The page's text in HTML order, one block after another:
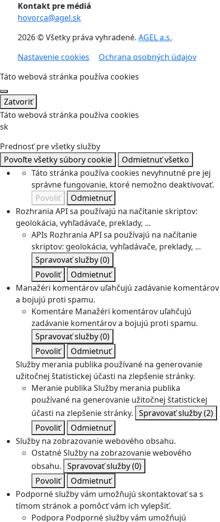
Kontakt pre médiá
hovorca@agel.sk
2026 © Všetky práva vyhradené. AGEL a.s.
Nastavenie cookies
Ochrana osobných údajov
Táto webová stránka používa cookies
Zatvoriť
Táto webová stránka používa cookies
sk
Prednosť pre všetky služby
Povoľte všetky súbory cookie
Odmietnuť všetko
Táto stránka používa cookies nevyhnutné pre jej
správne fungovanie, ktoré nemožno deaktivovať.
Povoliť
Odmietnuť
Rozhrania API sa používajú na načítanie skriptov:
geolokácia, vyhľadávače, preklady, ...
APIs Rozhrania API sa používajú na načítanie
skriptov: geolokácia, vyhľadávače, preklady, ...
Spravovať služby(0)
Povoliť
Odmietnuť
Manažéri komentárov uľahčujú zadávanie komentárov
a bojujú proti spamu.
Komentáre Manažéri komentárov uľahčujú
zadávanie komentárov a bojujú proti spamu.
Spravovať služby(0)
Povoliť
Odmietnuť
Služby merania publika používané na generovanie
užitočnej štatistickej účasti na zlepšenie stránky.
Meranie publika Služby merania publika
používané na generovanie užitočnej štatistickej
účasti na zlepšenie stránky. Spravovať služby(2)
Povoliť
Odmietnuť
Služby na zobrazovanie webového obsahu.
OstatnéSlužby na zobrazovanie webového
obsahu. Spravovať služby(0)
Povoliť
Odmietnuť
Podporné služby vám umožňujú skontaktovať sa s
tímom stránok a pomôcť vám ich vylepšiť.
Podpora Podporné služby vám umožňujú